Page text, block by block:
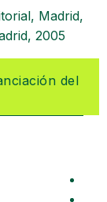
Madrid,
2005
del